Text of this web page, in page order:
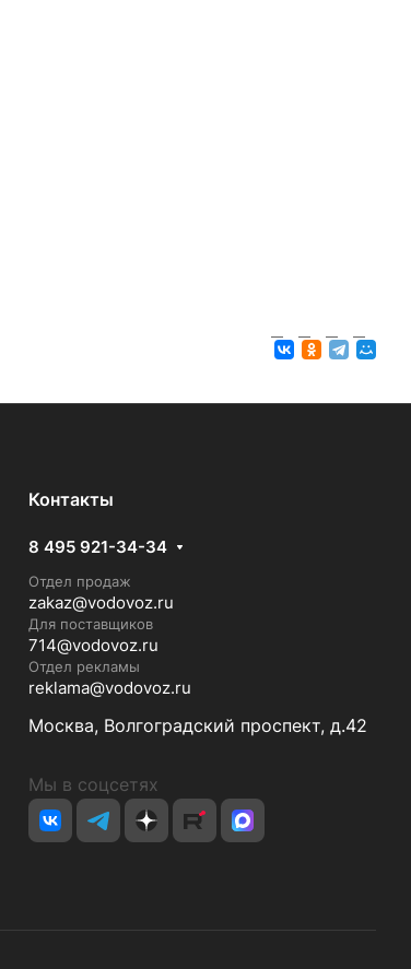
Контакты
8 495 921-34-34
Отдел продаж
zakaz@vodovoz.ru
Для поставщиков
714@vodovoz.ru
Отдел рекламы
reklama@vodovoz.ru
Москва, Волгоградский проспект, д.42
Мы в соцсетях